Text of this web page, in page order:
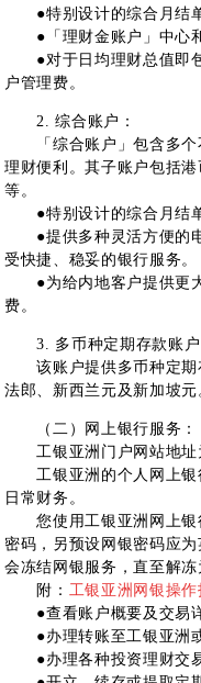
●特别设计的综合月结单
●「理财金账户」中心和
●对于日均理财总值即包
户管理费。
2. 综合账户：
「综合账户」包含多个
理财便利。其子账户包括
等。
●特别设计的综合月结单
●提供多种灵活方便的电
受快捷、稳妥的银行服务。
●为给内地客户提供更大
费。
3. 多币种定期存款账户
该账户提供多币种定期
法郎、新西兰元及新加坡
（二）网上银行服务：
工银亚洲门户网站地址
工银亚洲的个人网上银
日常财务。
您使用工银亚洲网上银
密码，另预设网银密码应
会冻结网银服务，直至解
附： 工银亚洲网银操作
●查看账户概要及交易
●办理转账至工银亚洲
●办理各种投资理财交